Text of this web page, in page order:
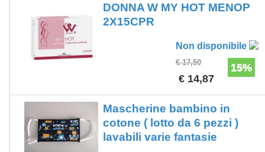
DONNA W MY HOT MENOP
2X15CPR
Non disponibile
15%
€ 17,50
€ 14,87
Mascherine bambino in
cotone ( lotto da 6 pezzi )
lavabili varie fantasie